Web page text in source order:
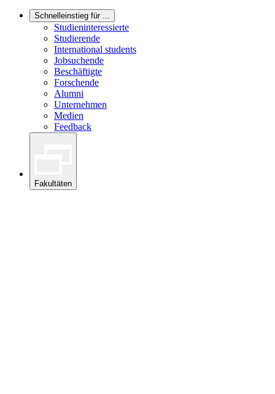
Schnelleinstieg für ...
Studieninteressierte
Studierende
International students
Jobsuchende
Beschäftigte
Forschende
Alumni
Unternehmen
Medien
Feedback
Fakultäten